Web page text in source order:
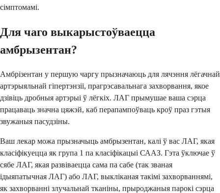
сімптомамі.
Для чаго выкарыстоўваецца
амбрызентан?
Амбрізентан у першую чаргу прызначаюць для лячэння лёгачнай
артэрыяльнай гіпертэнзіі, прагрэсавальнага захворвання, якое
дзівіць дробныя артэрыі ў лёгкіх. ЛАГ прымушае ваша сэрца
працаваць значна цяжэй, каб перапампоўваць кроў праз гэтыя
звужаныя пасудзіны.
Ваш лекар можа прызначыць амбрызентан, калі ў вас ЛАГ, якая
класіфікуецца як група 1 па класіфікацыі СААЗ. Гэта ўключае ў
сябе ЛАГ, якая развіваецца сама па сабе (так званая
ідыяпатычная ЛАГ) або ЛАГ, выкліканая такімі захворваннямі,
як захворванні злучальнай тканіны, прыроджаныя парокі сэрца